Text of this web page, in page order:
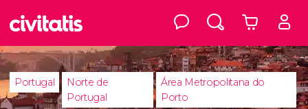
Portugal
Norte de
Portugal
Área Metropolitana do
Porto